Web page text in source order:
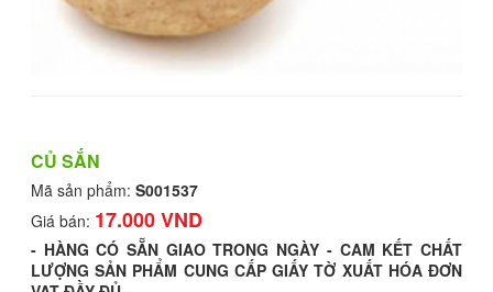
CỦ SẮN
Mã sản phẩm: S001537
Giá bán: 17.000 VND
- HÀNG CÓ SẴN GIAO TRONG NGÀY - CAM KẾT CHẤT
LƯỢNG SẢN PHẨM CUNG CẤP GIẤY TỜ XUẤT HÓA ĐƠN